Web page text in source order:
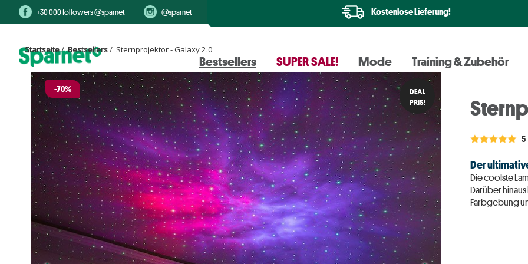
+30 000 followers @sparnet @sparnet Kostenlose Lieferung!
Bestsellers SUPER SALE! Mode Training & Zubehör
Startseite/Bestsellers/ Sternprojektor - Galaxy 2.0
DEAL
PRIS!
5
Der
Die coolste
Darüber
Farbgebung
-70%